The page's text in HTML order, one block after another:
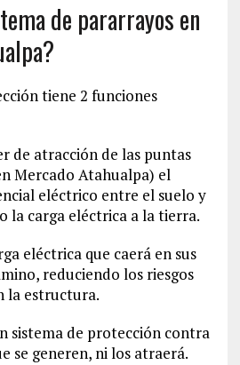
de pararrayos en
tiene 2 funciones
de atracción de las puntas
Mercado Atahualpa) el
eléctrico entre el suelo y
la carga eléctrica a la tierra.
eléctrica que caerá en sus
reduciendo los riesgos
la estructura.
sistema de protección contra
se generen, ni los atraerá.